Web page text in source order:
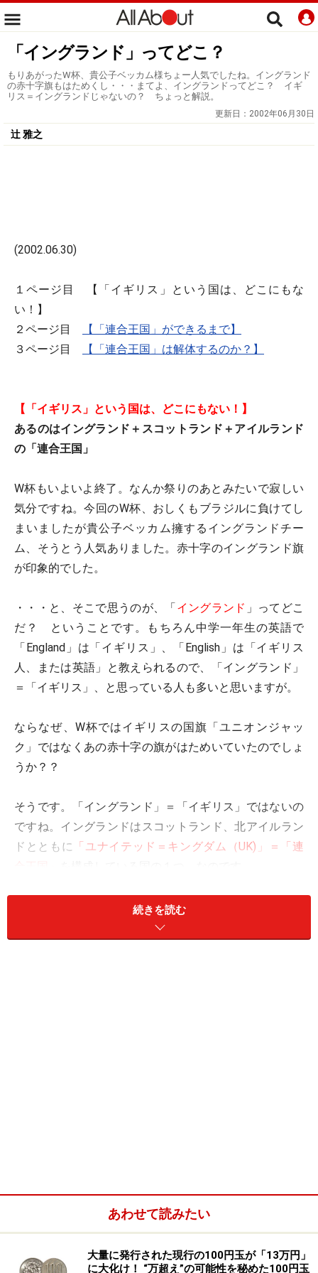
「イングランド」ってどこ？
もりあがったW杯、貴公子ベッカム様ちょー人気でしたね。イングランド
の赤十字旗もはためくし・・・まてよ、イングランドってどこ？ イギ
リス＝イングランドじゃないの？ ちょっと解説。
更新日： 2002年06月30日
辻 雅之
(2002.06.30)
１ページ目 【「イギリス」という国は、どこにもな
い！】
２ページ目
【「連合王国」ができるまで】
３ページ目
【「連合王国」は解体するのか？】
【「イギリス」という国は、どこにもない！】
あるのはイングランド＋スコットランド＋アイルランド
の「連合王国」
W杯もいよいよ終了。なんか祭りのあとみたいで寂しい
気分ですね。今回のW杯、おしくもブラジルに負けてし
まいましたが貴公子ベッカム擁するイングランドチー
ム、そうとう人気ありました。赤十字のイングランド旗
が印象的でした。
・・・と、そこで思うのが、「イングランド 」ってどこ
だ？ ということです。もちろん中学一年生の英語で
「England」は「イギリス」、「English」は「イギリス
人、または英語」と教えられるので、「イングランド」
＝「イギリス」、と思っている人も多いと思いますが。
ならなぜ、W杯ではイギリスの国旗「ユニオンジャッ
ク」ではなくあの赤十字の旗がはためいていたのでしょ
うか？？
そうです。「イングランド」＝「イギリス」ではないの
ですね。イングランドはスコットランド、北アイルラン
ドとともに 「ユナイテッド＝キングダム（UK)」＝「連
われわれが「イギリス」と呼んでいる「連合王国（グレ
ートブリテンおよび北アイルランド連合王国、というほ
続きを読む
あわせて読みたい
大量に発行された現行の100円玉が「13万円」
に大化け！ “万超え”の可能性を秘めた100円玉